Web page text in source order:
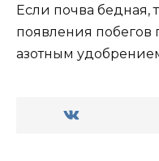
Eсли почва бедная,
появления
азотным